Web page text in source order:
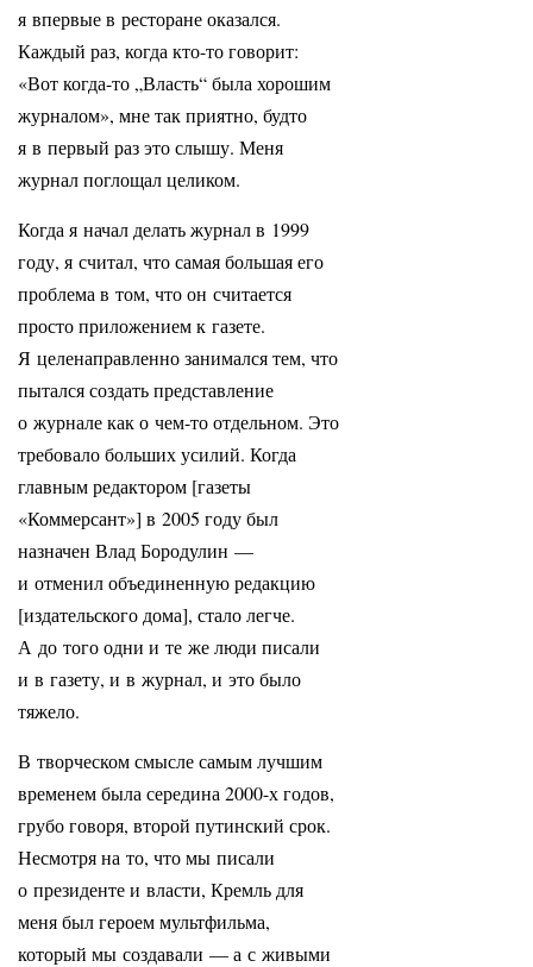
я впервые в ресторане оказался.
Каждый раз, когда кто-то говорит:
«Вот когда-то „Власть“ была хорошим
журналом», мне так приятно, будто
я в первый раз это слышу. Меня
журнал поглощал целиком.
Когда я начал делать журнал в 1999
году, я считал, что самая большая его
проблема в том, что он считается
просто приложением к газете.
Я целенаправленно занимался тем, что
пытался создать представление
о журнале как о чем-то отдельном. Это
требовало больших усилий. Когда
главным редактором [газеты
«Коммерсант»] в 2005 году был
назначен Влад Бородулин —
и отменил объединенную редакцию
[издательского дома], стало легче.
А до того одни и те же люди писали
и в газету, и в журнал, и это было
тяжело.
В творческом смысле самым лучшим
временем была середина 2000-х годов,
грубо говоря, второй путинский срок.
Несмотря на то, что мы писали
о президенте и власти, Кремль для
меня был героем мультфильма,
который мы создавали — а с живыми